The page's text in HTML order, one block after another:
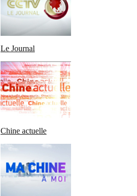
Le Journal
Chine actuelle